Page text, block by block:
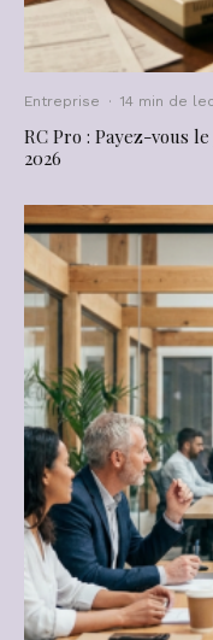
Entreprise · 14 min de
RC Pro : Payez-vous
2026